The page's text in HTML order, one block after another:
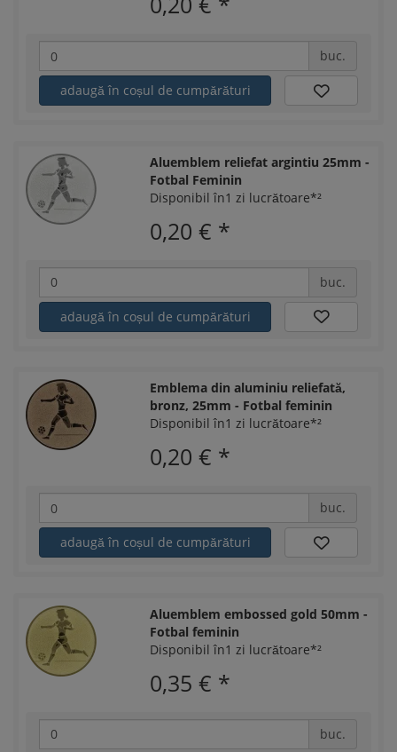
buc.
adaugă în coșul de cumpărături
Aluemblem reliefat argintiu 25mm -
Fotbal Feminin
Disponibil în1 zi lucrătoare*²
0,20 € *
buc.
adaugă în coșul de cumpărături
Emblema din aluminiu reliefată,
bronz, 25mm - Fotbal feminin
Disponibil în1 zi lucrătoare*²
0,20 € *
buc.
adaugă în coșul de cumpărături
Aluemblem embossed gold 50mm -
Fotbal feminin
Disponibil în1 zi lucrătoare*²
0,35 € *
buc.